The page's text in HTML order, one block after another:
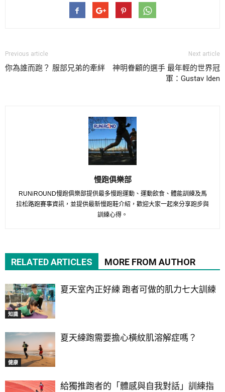
Previous article
你為誰而跑？ 服部兄弟的牽絆
Next article
神明眷顧的選手 最年輕的世界冠
軍：Gustav Iden
慢跑俱樂部
RUNiROUND慢跑俱樂部提供最多慢跑運動、運動飲食、體能訓練及馬
拉松路跑賽事資訊，並提供最新慢跑鞋介紹，歡迎大家一起來分享跑步與
訓練心得。
RELATED ARTICLES MORE FROM AUTHOR
知識
夏天室內正好練 跑者可做的肌力七大訓練
健康
夏天練跑需要擔心橫紋肌溶解症嗎？
給獨推跑者的「體感與自我對話」訓練指